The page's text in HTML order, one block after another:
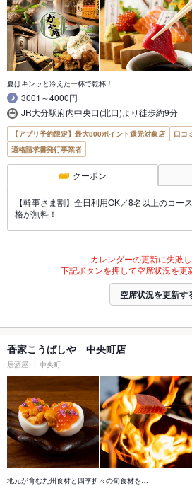
夏はキンッと冷えた一杯で乾杯！
3001～4000円
JR大分駅府内中央口(北口)より徒歩約9分
【アプリ予約限定】最大800ポイント還元対象店
口コ
適格請求書発行事業者
クーポン
【幹事さま割】全日利用OK／8名以上のコー
格が無料！
カレンダーの更新に失敗し
下記ボタンを押して空席状況を更
空席状況を更新す
香家こうばしや 中央町店
居酒屋 中央町
地元が育む九州食材と四季折々の旬食材を…